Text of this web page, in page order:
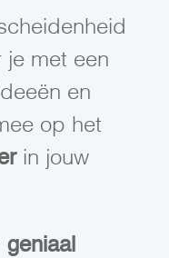
je met een
en
op het
in jouw
geniaal